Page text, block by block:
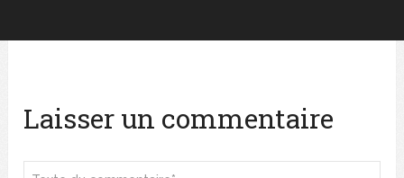
Laisser un commentaire